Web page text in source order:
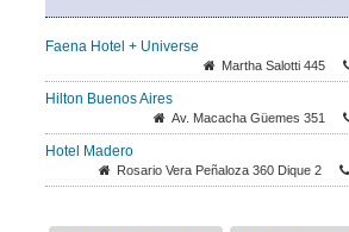
Faena Hotel + Universe
Martha Salotti 445
Hilton Buenos Aires
Av. Macacha Güemes 351
Hotel Madero
Rosario Vera Peñaloza 360 Dique 2